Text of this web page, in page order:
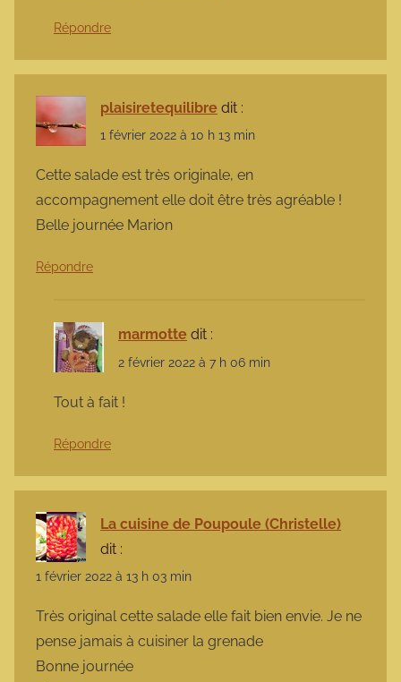
Répondre
plaisiretequilibre dit :
1 février 2022 à 10 h 13 min
Cette salade est très originale, en
accompagnement elle doit être très agréable !
Belle journée Marion
Répondre
marmotte dit :
2 février 2022 à 7 h 06 min
Tout à fait !
Répondre
La cuisine de Poupoule (Christelle)
dit :
1 février 2022 à 13 h 03 min
Très original cette salade elle fait bien envie. Je ne
pense jamais à cuisiner la grenade
Bonne journée